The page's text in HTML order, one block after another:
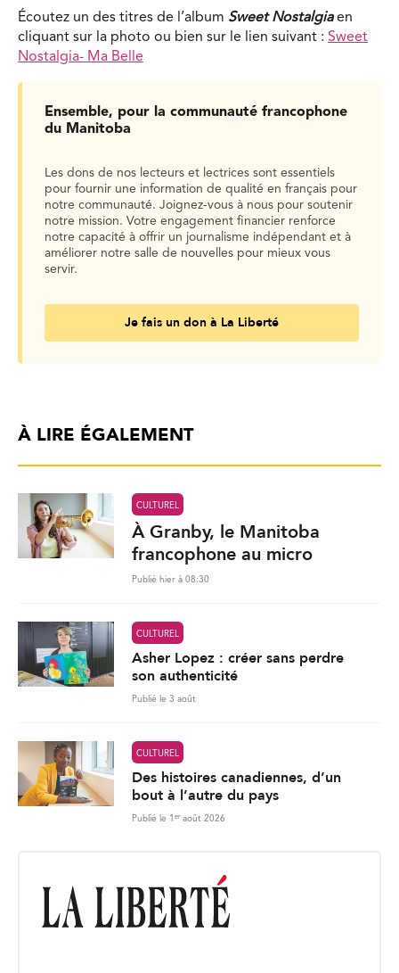
Écoutez un des titres de l’album Sweet Nostalgiaen
cliquant sur la photo ou bien sur le lien suivant : Sweet
Nostalgia- Ma Belle
Ensemble, pour la communauté francophone
du Manitoba
Les dons de nos lecteurs et lectrices sont essentiels
pour fournir une information de qualité en français pour
notre communauté. Joignez-vous à nous pour soutenir
notre mission. Votre engagement financier renforce
notre capacité à offrir un journalisme indépendant et à
améliorer notre salle de nouvelles pour mieux vous
servir.
Je fais un don à La Liberté
À LIRE ÉGALEMENT
CULTUREL
À Granby, le Manitoba
francophone au micro
Publié hier à 08:30
CULTUREL
Asher Lopez : créer sans perdre
son authenticité
Publié le 3 août
CULTUREL
Des histoires canadiennes, d’un
bout à l’autre du pays
Publié le 1 er août 2026